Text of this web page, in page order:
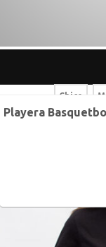
Chico
Chico
Playera